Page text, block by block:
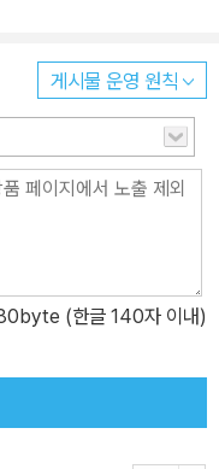
쥐고 스며보는 환희 1.
시인의 ‘편지(便紙)’를 놓
총칭하게도 되었습니다.
시면 한마디로 압축할 수
각에 있어 다양함과 무한
리 없는 초원의 풀처럼
리고 싶은 단호함은 있습
게시물 운영 원칙
(한글 140자 이내)